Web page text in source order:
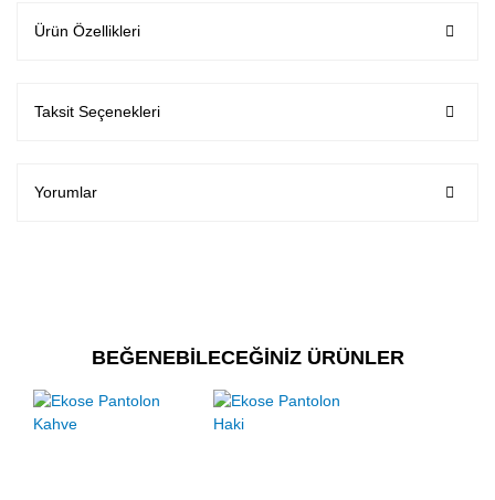
Ürün Özellikleri
Taksit Seçenekleri
Yorumlar
BEĞENEBİLECEĞİNİZ ÜRÜNLER